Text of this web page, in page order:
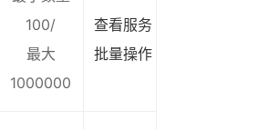
100/
最大
1000000
查看服务
批量操作